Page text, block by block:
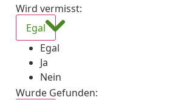
Wird vermisst:
Egal
Egal
Ja
Nein
Wurde Gefunden: